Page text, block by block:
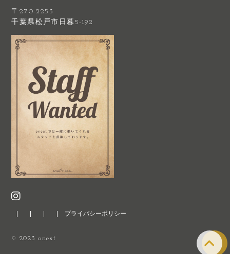
〒270-2253
千葉県松戸市日暮5-192
プライバシーポリシー
© 2023 onest